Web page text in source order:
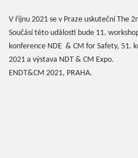
V říjnu 2021 se v Praze uskuteční The 2
Součásí této události bude 11.
konference NDE & CM for Safety, 51.
2021 a výstava NDT & CM Expo.
ENDТ&CM 2021, PRAHA.